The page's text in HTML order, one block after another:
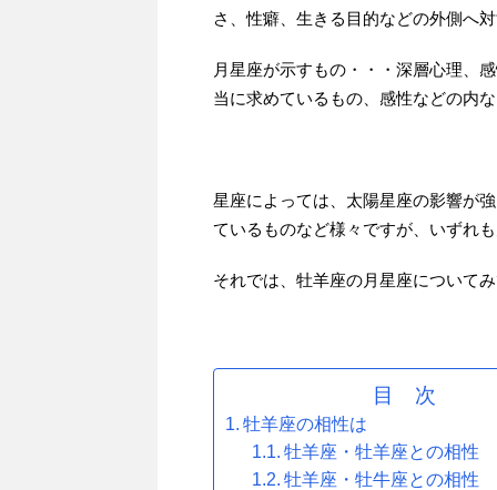
さ、性癖、生きる目的などの外側へ
月星座が示すもの・・・深層心理、
当に求めているもの、感性などの内
星座によっては、太陽星座の影響が
ているものなど様々ですが、いずれ
それでは、牡羊座の月星座について
目 次
牡羊座の相性は
牡羊座・牡羊座との相性
牡羊座・牡牛座との相性